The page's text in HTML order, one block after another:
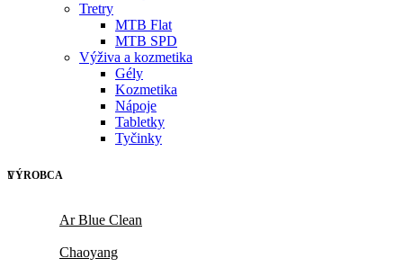
Tretry
MTB Flat
MTB SPD
Výživa a kozmetika
Gély
Kozmetika
Nápoje
Tabletky
Tyčinky
VÝROBCA
Ar Blue Clean
Chaoyang